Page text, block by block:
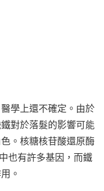
學上還不確定。由於
對於落髮的影響可能
。核糖核苷酸還原酶
也有許多基因，而鐵
。